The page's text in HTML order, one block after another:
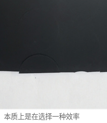
本质上是在选择一种效率